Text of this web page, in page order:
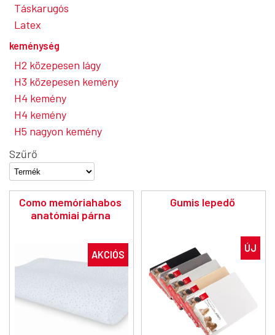
Táskarugós
Latex
keménység
H2 közepesen lágy
H3 közepesen kemény
H4 kemény
H4 kemény
H5 nagyon kemény
Szűrő
AKCIÓS
Como memóriahabos
anatómiai párna
ÚJ
Gumis lepedő